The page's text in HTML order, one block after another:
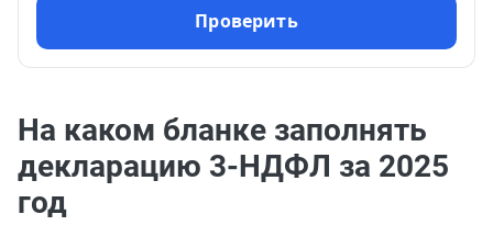
Проверить
На каком бланке заполнять
декларацию 3-НДФЛ за 2025
год